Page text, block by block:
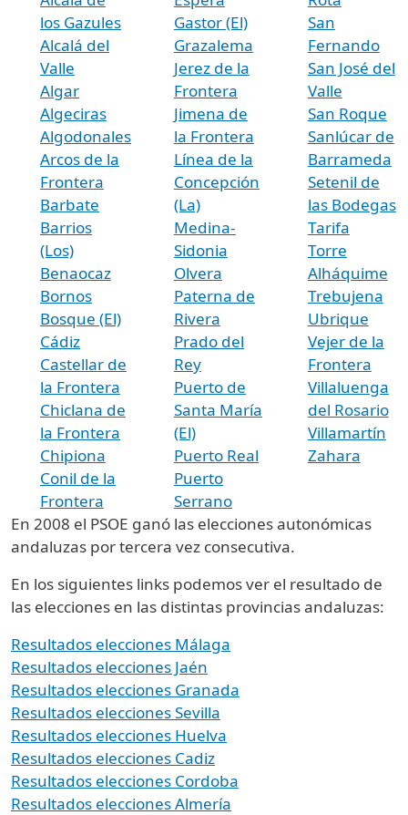
los Gazules
Alcalá del
Valle
Algar
Algeciras
Algodonales
Arcos de la
Frontera
Barbate
Barrios
(Los)
Benaocaz
Bornos
Bosque (El)
Cádiz
Castellar de
la Frontera
Chiclana de
la Frontera
Chipiona
Conil de la
Frontera
Gastor (El)
Grazalema
Jerez de la
Frontera
Jimena de
la Frontera
Línea de la
Concepción
(La)
Medina-
Sidonia
Olvera
Paterna de
Rivera
Prado del
Rey
Puerto de
Santa María
(El)
Puerto Real
Puerto
Serrano
San
Fernando
San José del
Valle
San Roque
Sanlúcar de
Barrameda
Setenil de
las Bodegas
Tarifa
Torre
Alháquime
Trebujena
Ubrique
Vejer de la
Frontera
Villaluenga
del Rosario
Villamartín
Zahara
En 2008 el PSOE ganó las elecciones autonómicas
andaluzas por tercera vez consecutiva.
En los siguientes links podemos ver el resultado de
las elecciones en las distintas provincias andaluzas:
Resultados elecciones Málaga
Resultados elecciones Jaén
Resultados elecciones Granada
Resultados elecciones Sevilla
Resultados elecciones Huelva
Resultados elecciones Cadiz
Resultados elecciones Cordoba
Resultados elecciones Almería